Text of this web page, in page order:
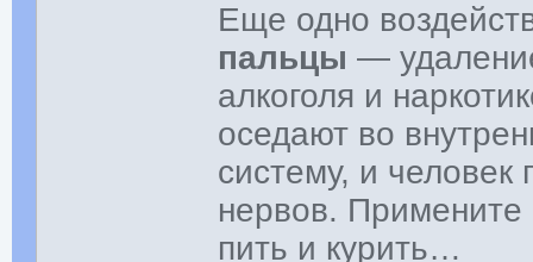
Еще одно
пальцы —
алкоголя и
оседают во
систему, и человек
нервов.
пить и курить…